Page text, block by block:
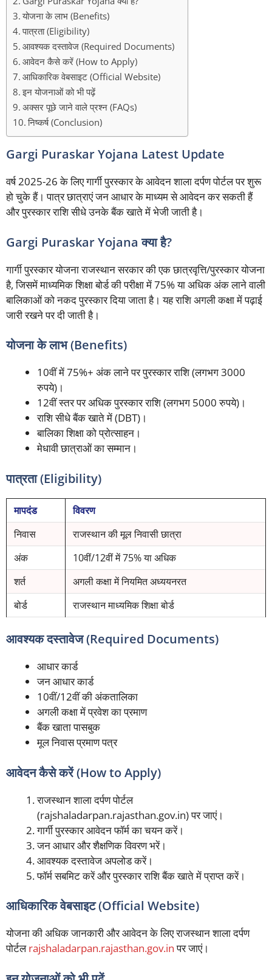
योजना के लाभ (Benefits)
पात्रता (Eligibility)
आवश्यक दस्तावेज (Required Documents)
आवेदन कैसे करें (How to Apply)
आधिकारिक वेबसाइट (Official Website)
इन योजनाओं को भी पढ़ें
अक्सर पूछे जाने वाले प्रश्न (FAQs)
निष्कर्ष (Conclusion)
Gargi Puraskar Yojana Latest Update
वर्ष 2025-26 के लिए गार्गी पुरस्कार के आवेदन शाला दर्पण पोर्टल पर शुरू
हो चुके हैं। पात्र छात्राएं जन आधार के माध्यम से आवेदन कर सकती हैं
और पुरस्कार राशि सीधे उनके बैंक खाते में भेजी जाती है।
Gargi Puraskar Yojana क्या है?
गार्गी पुरस्कार योजना राजस्थान सरकार की एक छात्रवृत्ति/पुरस्कार योजना
है, जिसमें माध्यमिक शिक्षा बोर्ड की परीक्षा में 75% या अधिक अंक लाने वाली
बालिकाओं को नकद पुरस्कार दिया जाता है। यह राशि अगली कक्षा में पढ़ाई
जारी रखने पर दी जाती है।
योजना के लाभ (Benefits)
10वीं में 75%+ अंक लाने पर पुरस्कार राशि (लगभग 3000
रुपये)।
12वीं स्तर पर अधिक पुरस्कार राशि (लगभग 5000 रुपये)।
राशि सीधे बैंक खाते में (DBT)।
बालिका शिक्षा को प्रोत्साहन।
मेधावी छात्राओं का सम्मान।
पात्रता (Eligibility)
मापदंड
विवरण
निवास
राजस्थान की मूल निवासी छात्रा
अंक
10वीं/12वीं में 75% या अधिक
शर्त
अगली कक्षा में नियमित अध्ययनरत
बोर्ड
राजस्थान माध्यमिक शिक्षा बोर्ड
आवश्यक दस्तावेज (Required Documents)
आधार कार्ड
जन आधार कार्ड
10वीं/12वीं की अंकतालिका
अगली कक्षा में प्रवेश का प्रमाण
बैंक खाता पासबुक
मूल निवास प्रमाण पत्र
आवेदन कैसे करें (How to Apply)
राजस्थान शाला दर्पण पोर्टल
(rajshaladarpan.rajasthan.gov.in) पर जाएं।
गार्गी पुरस्कार आवेदन फॉर्म का चयन करें।
जन आधार और शैक्षणिक विवरण भरें।
आवश्यक दस्तावेज अपलोड करें।
फॉर्म सबमिट करें और पुरस्कार राशि बैंक खाते में प्राप्त करें।
आधिकारिक वेबसाइट (Official Website)
योजना की अधिक जानकारी और आवेदन के लिए राजस्थान शाला दर्पण
पोर्टलrajshaladarpan.rajasthan.gov.inपर जाएं।